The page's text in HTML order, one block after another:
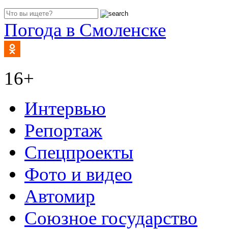
Погода в Смоленске
16+
Интервью
Репортаж
Спецпроекты
Фото и видео
Автомир
Союзное государство